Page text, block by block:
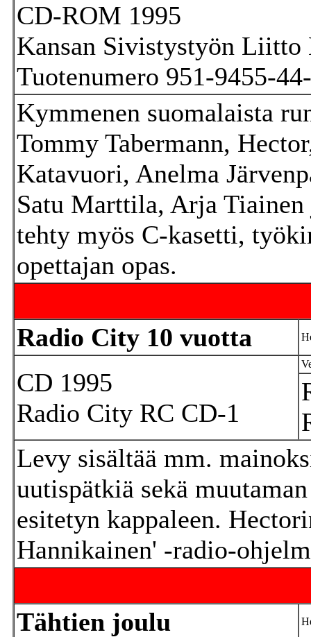
CD-ROM 1995
Kansan Sivistystyön Liitto
Tuotenumero 951-9455-
Kymmenen suomalaista
Tommy Tabermann,
Katavuori, Anelma
Satu Marttila, Arja
tehty myös C-kasetti,
opettajan opas.
Radio City 10 vuotta
CD 1995
Radio City RC CD-1
Levy sisältää mm.
uutispätkiä sekä
esitetyn kappaleen.
Hannikainen' -radio-
Tähtien joulu